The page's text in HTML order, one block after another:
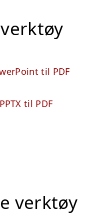
til PDF
PPTX til PDF
verktøy